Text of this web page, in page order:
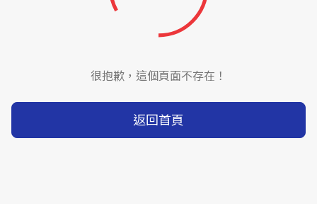
很抱歉，這個頁面不存在！
返回首頁